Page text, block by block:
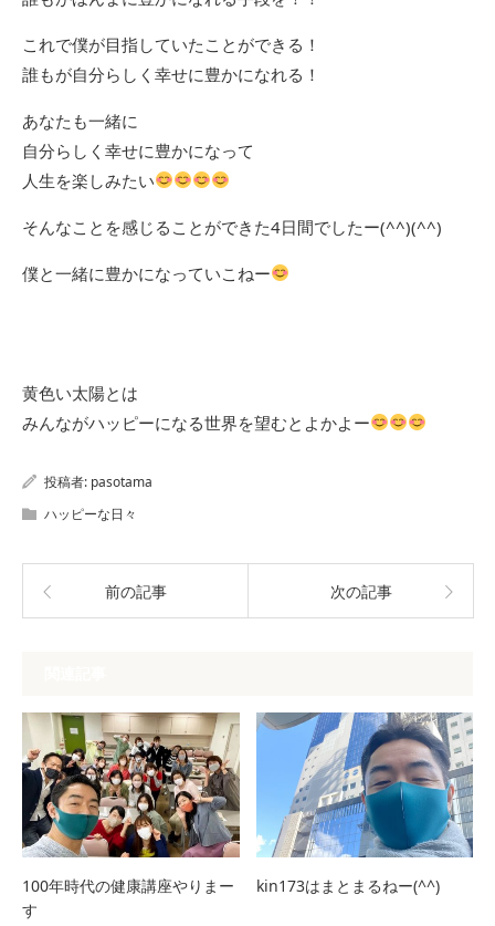
これで僕が目指していたことができる！
誰もが自分らしく幸せに豊かになれる！
あなたも一緒に
自分らしく幸せに豊かになって
人生を楽しみたい
そんなことを感じることができた4日間でしたー(^^)(^^)
僕と一緒に豊かになっていこねー
黄色い太陽とは
みんながハッピーになる世界を望むとよかよー
投稿者: pasotama
ハッピーな日々
前の記事 次の記事
100年時代の健康講座やりまー
す
kin173はまとまるねー(^^)